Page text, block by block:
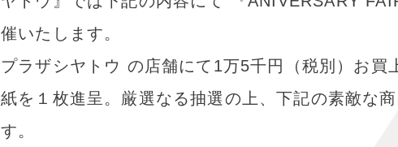
催いたします。
プラザシヤトウ の店舗にて1万5千円（税別）お買
紙を１枚進呈。厳選なる抽選の上、下記の素敵な
す。